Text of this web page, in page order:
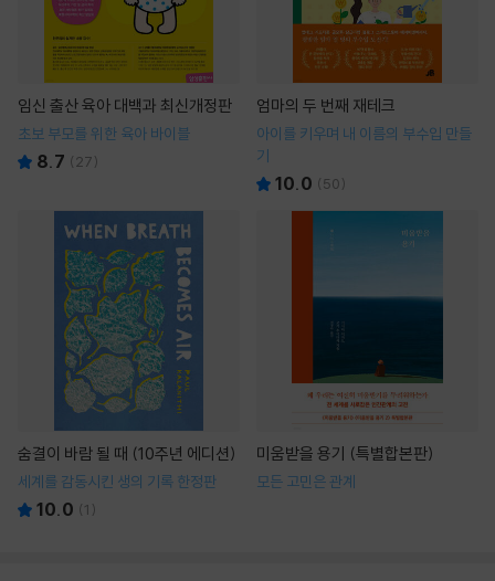
임신 출산 육아 대백과 최신개정판
초보 부모를 위한 육아 바이블
8.7 ( 27)
엄마의 두 번째 재테크
아이를 키우며 내 이름의 부수입 만들
기
10.0 (50)
숨결이 바람 될 때 (10주년 에디션)
세계를 감동시킨 생의 기록 한정판
10.0 (1 )
미움받을 용기 (특별합본판)
모든 고민은 관계